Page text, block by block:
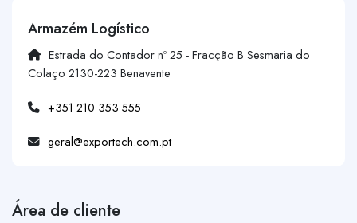
Armazém Logístico
Estrada do Contador nº 25 - Fracção B Sesmaria do
Colaço 2130-223 Benavente
+351 210 353 555
geral@exportech.com.pt
Área de cliente